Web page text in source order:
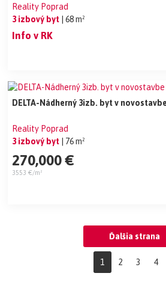
Reality Poprad
3 izbový byt
| 68 m²
Info v RK
DELTA-Nádherný 3izb. byt v
Reality Poprad
3 izbový byt | 76 m²
270,000 €
3553 €/m²
Ďalšia strana
1 2 3 4